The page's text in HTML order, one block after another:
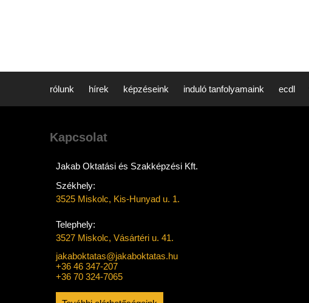
rólunk hírek képzéseink induló tanfolyamaink ecdl
Kapcsolat
Jakab Oktatási és Szakképzési Kft.
Székhely:
3525 Miskolc, Kis-Hunyad u. 1.
Telephely:
3527 Miskolc, Vásártéri u. 41.
jakaboktatas@jakaboktatas.hu
+36 46 347-207
+36 70 324-7065